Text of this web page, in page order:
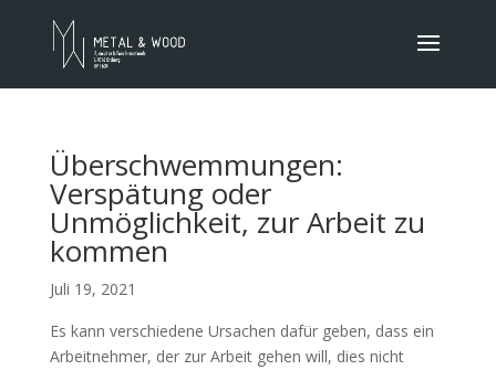
Überschwemmungen:
Verspätung oder
Unmöglichkeit, zur Arbeit zu
kommen
Juli 19, 2021
Es kann verschiedene Ursachen dafür geben, dass ein
Arbeitnehmer, der zur Arbeit gehen will, dies nicht